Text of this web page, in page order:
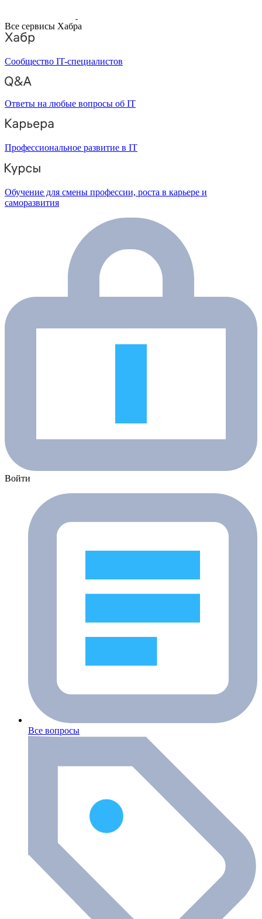
Все сервисы Хабра
Сообщество IT-специалистов
Ответы на любые вопросы об IT
Профессиональное развитие в IT
Обучение для смены профессии, роста в карьере и
саморазвития
Войти
Все вопросы